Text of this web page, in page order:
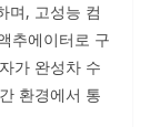
며, 고성능 컴
추에이터로 구
가 완성차 수
환경에서 통